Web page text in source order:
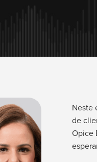
Neste
de
Opice